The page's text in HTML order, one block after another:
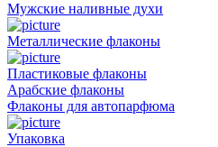
Мужские наливные духи
Металлические флаконы
Пластиковые флаконы
Арабские флаконы
Флаконы для автопарфюма
Упаковка